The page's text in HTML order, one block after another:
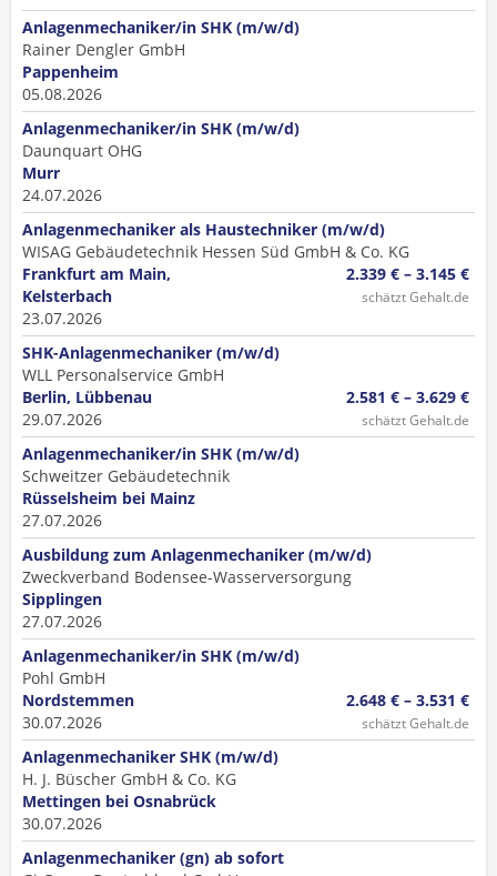
Anlagenmechaniker/in SHK (m/w/d)
Rainer Dengler GmbH
Pappenheim
05.08.2026
Anlagenmechaniker/in SHK (m/w/d)
Daunquart OHG
Murr
24.07.2026
Anlagenmechaniker als Haustechniker (m/w/d)
WISAG Gebäudetechnik Hessen Süd GmbH & Co. KG
Frankfurt am Main,
Kelsterbach
23.07.2026
2.339 € – 3.145 €
schätzt Gehalt.de
SHK-Anlagenmechaniker (m/w/d)
WLL Personalservice GmbH
Berlin, Lübbenau
29.07.2026
2.581 € – 3.629 €
schätzt Gehalt.de
Anlagenmechaniker/in SHK (m/w/d)
Schweitzer Gebäudetechnik
Rüsselsheim bei Mainz
27.07.2026
Ausbildung zum Anlagenmechaniker (m/w/d)
Zweckverband Bodensee-Wasserversorgung
Sipplingen
27.07.2026
Anlagenmechaniker/in SHK (m/w/d)
Pohl GmbH
Nordstemmen
30.07.2026
2.648 € – 3.531 €
schätzt Gehalt.de
Anlagenmechaniker SHK (m/w/d)
H. J. Büscher GmbH & Co. KG
Mettingen bei Osnabrück
30.07.2026
Anlagenmechaniker (gn) ab sofort